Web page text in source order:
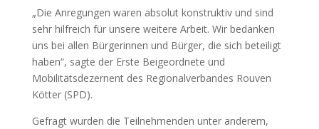
„Die Anregungen waren absolut konstruktiv und sind
sehr hilfreich für unsere weitere Arbeit. Wir bedanken
uns bei allen Bürgerinnen und Bürger, die sich beteiligt
haben“, sagte der Erste Beigeordnete und
Mobilitätsdezernent des Regionalverbandes Rouven
Kötter (SPD).
Gefragt wurden die Teilnehmenden unter anderem,